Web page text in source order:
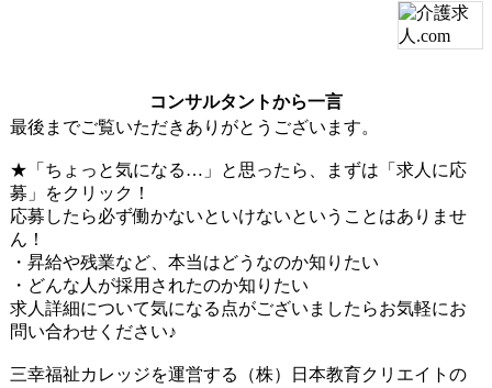
コンサルタントから一言
最後までご覧いただきありがとうございます。
★「ちょっと気になる…」と思ったら、まずは「求人に応
募」をクリック！
応募したら必ず働かないといけないということはありませ
ん！
・昇給や残業など、本当はどうなのか知りたい
・どんな人が採用されたのか知りたい
求人詳細について気になる点がございましたらお気軽にお
問い合わせください♪
三幸福祉カレッジを運営する（株）日本教育クリエイトの